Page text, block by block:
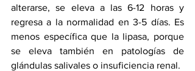
alterarse, se eleva a las 6-12 horas y
regresa a la normalidad en 3-5 días. Es
menos específica que la lipasa, porque
se eleva también en patologías de
glándulas salivales o insuficiencia renal.